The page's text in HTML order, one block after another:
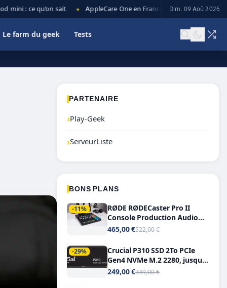
: ce qu’on sait AppleCare One en France : prix, couverture et
Dim. 09 Aoû 2026
Le farm du geek Tests
PARTENAIRE
›Play-Geek
›ServeurListe
BONS PLANS
-11%
RØDE RØDECaster Pro II
Console Production Audio
Tout-en-Un, Bluetooth et
465,00 €522,00 €
-29%
Crucial P310 SSD 2To PCIe
Gen4 NVMe M.2 2280, jusqu’à
7.100 Mo/s
249,00 €349,00 €